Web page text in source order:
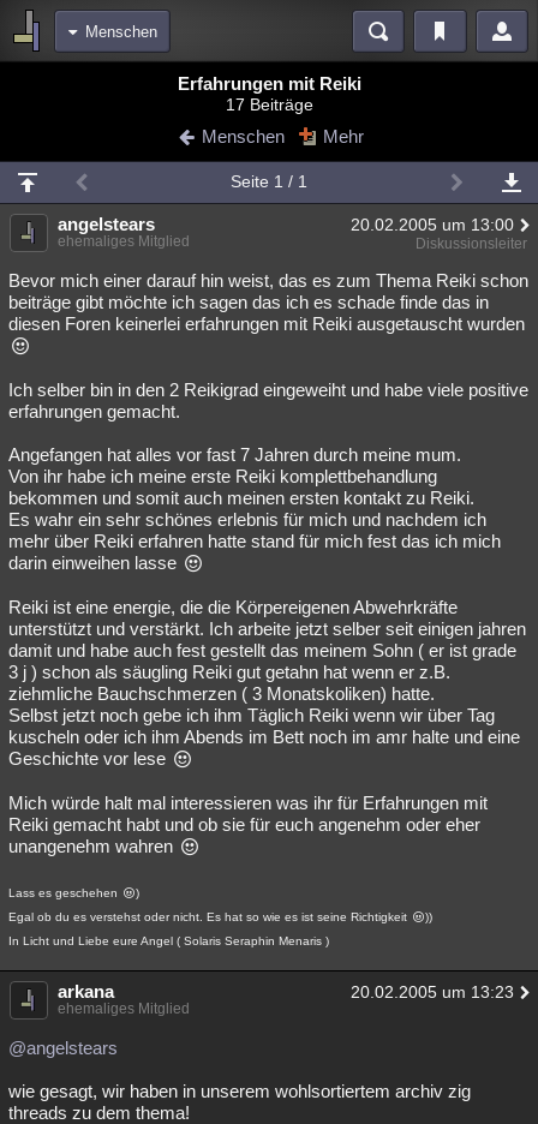
Menschen
Blogs
Chat Wiki Neuigkeiten
meine Rubriken
Menschen Wissenschaft Mystery Kriminalfälle
Spiritualität Verschwörungen Technologie Ufologie
Natur Umfragen Unterhaltung
Philosophie Träume Orte Esoterik Literatur
Astronomie Helpdesk Gruppen Gaming
Musik Clash Verbesserungen Allmystery English
Übersichten
Besucht Teilgenommen
Lesenswert Schlüsselwörter
Erfahrungen mit Reiki
17 Beiträge
Menschen Mehr
Seite 1 / 1
angelstears 20.02.2005 um 13:00
ehemaliges Mitglied Diskussionsleiter
Bevor mich einer darauf hin weist, das es zum Thema Reiki schon
beiträge gibt möchte ich sagen das ich es schade finde das in
diesen Foren keinerlei erfahrungen mit Reiki ausgetauscht wurden
Ich selber bin in den 2 Reikigrad eingeweiht und habe viele positive
erfahrungen gemacht.
Angefangen hat alles vor fast 7 Jahren durch meine mum.
Von ihr habe ich meine erste Reiki komplettbehandlung
bekommen und somit auch meinen ersten kontakt zu Reiki.
Es wahr ein sehr schönes erlebnis für mich und nachdem ich
mehr über Reiki erfahren hatte stand für mich fest das ich mich
darin einweihen lasse
Reiki ist eine energie, die die Körpereigenen Abwehrkräfte
unterstützt und verstärkt. Ich arbeite jetzt selber seit einigen jahren
damit und habe auch fest gestellt das meinem Sohn ( er ist grade
3 j ) schon als säugling Reiki gut getahn hat wenn er z.B.
ziehmliche Bauchschmerzen ( 3 Monatskoliken) hatte.
Selbst jetzt noch gebe ich ihm Täglich Reiki wenn wir über Tag
kuscheln oder ich ihm Abends im Bett noch im amr halte und eine
Geschichte vor lese
Mich würde halt mal interessieren was ihr für Erfahrungen mit
Reiki gemacht habt und ob sie für euch angenehm oder eher
unangenehm wahren
Lass es geschehen
)
Egal ob du es verstehst oder nicht. Es hat so wie es ist seine Richtigkeit
))
In Licht und Liebe eure Angel ( Solaris Seraphin Menaris )
arkana 20.02.2005 um 13:23
ehemaliges Mitglied
@angelstears
wie gesagt, wir haben in unserem wohlsortiertem archiv zig
threads zu dem thema!